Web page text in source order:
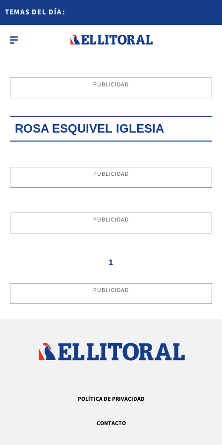
TEMAS DEL DÍA:
PUBLICIDAD
ROSA ESQUIVEL IGLESIA
PUBLICIDAD
PUBLICIDAD
1
PUBLICIDAD
POLÍTICA DE PRIVACIDAD
CONTACTO